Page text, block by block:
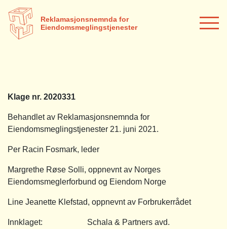
Reklamasjonsnemnda for
Eiendomsmeglingstjenester
Klage nr. 2020331
Behandlet av Reklamasjonsnemnda for
Eiendomsmeglingstjenester 21. juni 2021.
Per Racin Fosmark, leder
Margrethe Røse Solli, oppnevnt av Norges
Eiendomsmeglerforbund og Eiendom Norge
Line Jeanette Klefstad, oppnevnt av Forbrukerrådet
Innklaget: Schala & Partners avd.